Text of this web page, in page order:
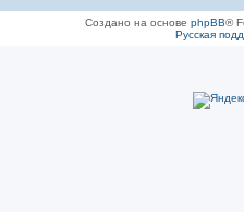
Создано на основе phpBB®
Русская